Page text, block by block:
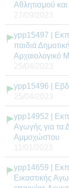
Αθλητισμού
27/09/2023
ypp15497 |
παιδιά
Αρχαιολογικό
25/04/2023
ypp15496 |
25/04/2023
ypp14952 |
Αγωγής για τα
Αμμοχώστου
11/01/2023
ypp14659 |
Εικαστικής